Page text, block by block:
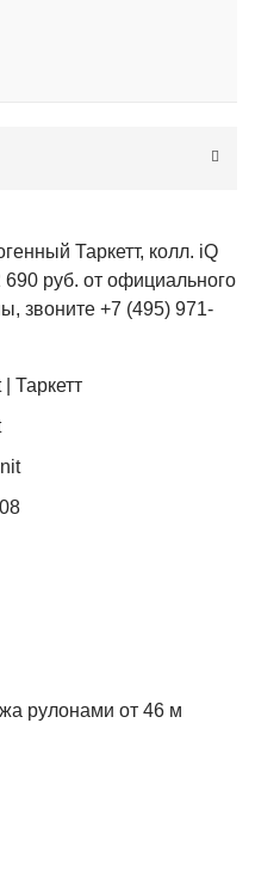
Таркетт, колл. iQ
руб. от официального
звоните +7 (495) 971-
| Таркетт
рулонами от 46 м